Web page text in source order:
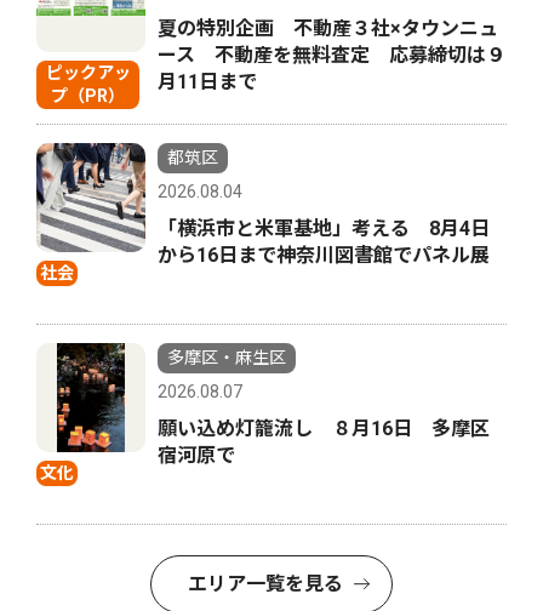
ピックアッ
プ（PR）
夏の特別企画 不動産３社×タウンニュ
ース 不動産を無料査定 応募締切は９
月11日まで
社会
都筑区
2026.08.04
「横浜市と米軍基地」考える 8月4日
から16日まで神奈川図書館でパネル展
文化
多摩区・麻生区
2026.08.07
願い込め灯籠流し ８月16日 多摩区
宿河原で
エリア一覧を見る